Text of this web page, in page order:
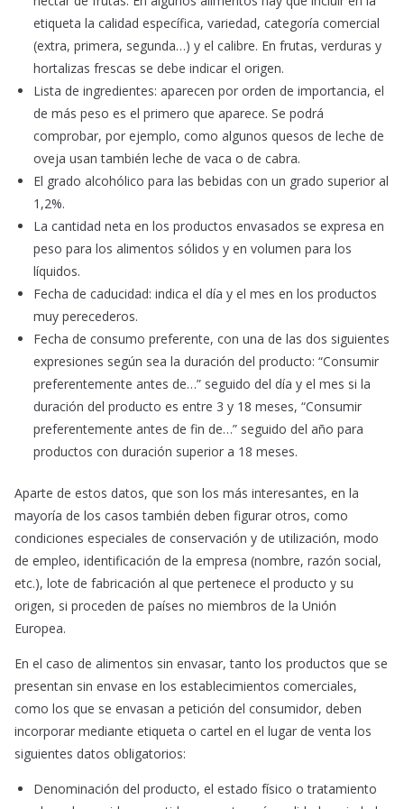
etiqueta la calidad específica, variedad, categoría comercial
(extra, primera, segunda…) y el calibre. En frutas, verduras y
hortalizas frescas se debe indicar el origen.
Lista de ingredientes: aparecen por orden de importancia, el
de más peso es el primero que aparece. Se podrá
comprobar, por ejemplo, como algunos quesos de leche de
oveja usan también leche de vaca o de cabra.
El grado alcohólico para las bebidas con un grado superior al
1,2%.
La cantidad neta en los productos envasados se expresa en
peso para los alimentos sólidos y en volumen para los
líquidos.
Fecha de caducidad: indica el día y el mes en los productos
muy perecederos.
Fecha de consumo preferente, con una de las dos siguientes
expresiones según sea la duración del producto: “Consumir
preferentemente antes de…” seguido del día y el mes si la
duración del producto es entre 3 y 18 meses, “Consumir
preferentemente antes de fin de…” seguido del año para
productos con duración superior a 18 meses.
Aparte de estos datos, que son los más interesantes, en la
mayoría de los casos también deben figurar otros, como
condiciones especiales de conservación y de utilización, modo
de empleo, identificación de la empresa (nombre, razón social,
etc.), lote de fabricación al que pertenece el producto y su
origen, si proceden de países no miembros de la Unión
Europea.
En el caso de alimentos sin envasar, tanto los productos que se
presentan sin envase en los establecimientos comerciales,
como los que se envasan a petición del consumidor, deben
incorporar mediante etiqueta o cartel en el lugar de venta los
siguientes datos obligatorios:
Denominación del producto, el estado físico o tratamiento